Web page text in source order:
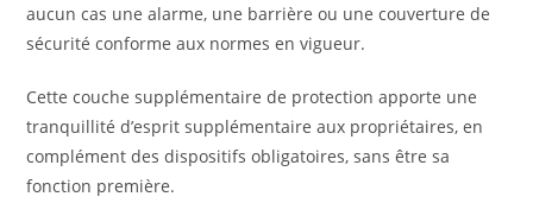
aucun cas une alarme, une barrière ou une couverture de
sécurité conforme aux normes en vigueur.
Cette couche supplémentaire de protection apporte une
tranquillité d’esprit supplémentaire aux propriétaires, en
complément des dispositifs obligatoires, sans être sa
fonction première.